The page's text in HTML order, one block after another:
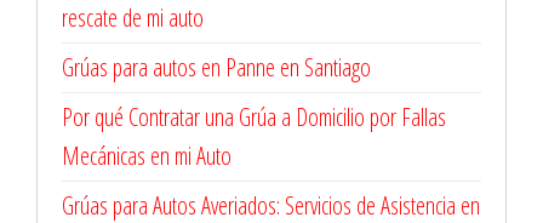
rescate de mi auto
Grúas para autos en Panne en Santiago
Por qué Contratar una Grúa a Domicilio por Fallas
Mecánicas en mi Auto
Grúas para Autos Averiados: Servicios de Asistencia en